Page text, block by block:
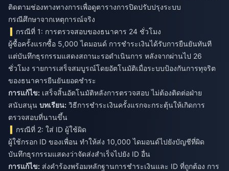
ติดตามช่องทางทางการเพื่อดูตารางการปิดปรับปรุงระบบ
กรณีศึกษาจากเหตุการณ์จริง
กรณีที่ 1: การตรวจสอบของธนาคาร 24 ชั่วโมง
ผู้ซื้อครั้งแรกซื้อ 5,000 ไดมอนด์ การชำระเงินได้รับการยืนยันทันที
แต่บันทึกธุรกรรมแสดงสถานะรอดำเนินการ หลังจากผ่านไป 26
ชั่วโมง รายการเสร็จสมบูรณ์โดยอัตโนมัติเมื่อระบบป้องกันการทุจริต
ของธนาคารยืนยันยอดชำระ
การแก้ไข: เสร็จสิ้นอัตโนมัติหลังการตรวจสอบ ไม่ต้องติดต่อฝ่าย
สนับสนุน บทเรียน: วิธีการชำระเงินครั้งแรกจะกระตุ้นให้เกิดการ
ตรวจสอบที่นานขึ้น
กรณีที่ 2: ใส่ ID ผู้ใช้ผิด
ผู้ใช้กรอก ID ของเพื่อน ทำให้ส่ง 10,000 ไดมอนด์ไปยังบัญชีที่ผิด
บันทึกธุรกรรมแสดงว่าจัดส่งสำเร็จไปยัง ID อื่น
การแก้ไข: ส่งคำร้องพร้อมหลักฐานการชำระเงินและ ID ที่ถูกต้อง การ